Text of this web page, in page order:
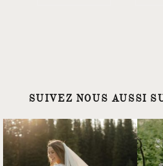
SUIVEZ NOUS AUSSI